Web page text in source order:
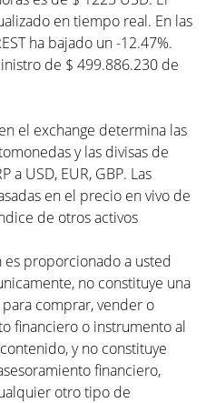
en tiempo real. En las
ha bajado un -12.47%.
de $ 499.886.230 de
el exchange determina las
y las divisas de
a USD, EUR, GBP. Las
en el precio en vivo de
de otros activos
proporcionado a usted
no constituye una
comprar, vender o
financiero o instrumento al
y no constituye
financiero,
otro tipo de